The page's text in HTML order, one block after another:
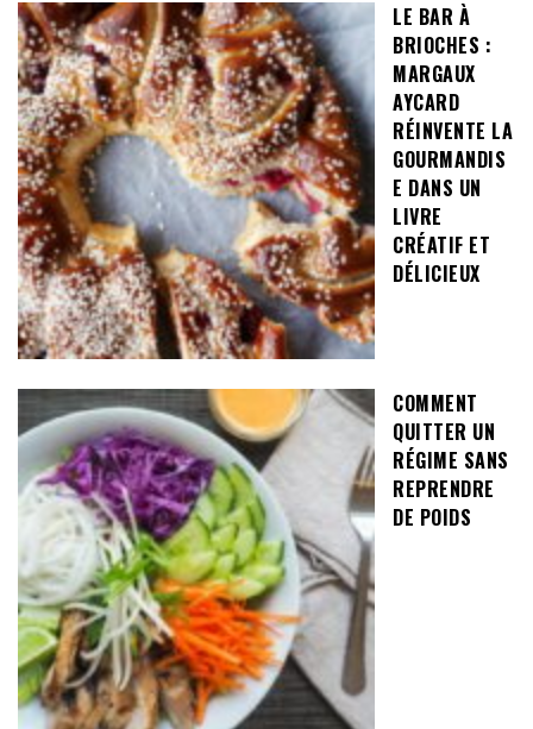
LE BAR À
BRIOCHES :
MARGAUX
AYCARD
RÉINVENTE LA
GOURMANDIS
E DANS UN
LIVRE
CRÉATIF ET
DÉLICIEUX
COMMENT
QUITTER UN
RÉGIME SANS
REPRENDRE
DE POIDS